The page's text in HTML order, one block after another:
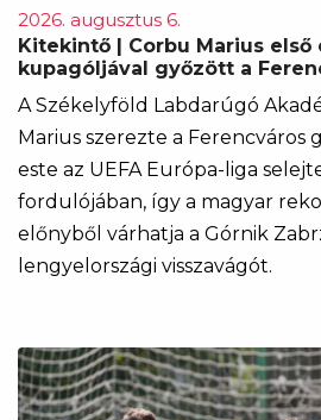
2026. augusztus 6.
Kitekintő | Corbu Marius első
kupagóljával győzött a
A Székelyföld Labdarúgó
Marius szerezte a Ferencváros
este az UEFA Európa-liga
fordulójában, így a magyar
előnyből várhatja a Górnik
lengyelországi visszavágót.